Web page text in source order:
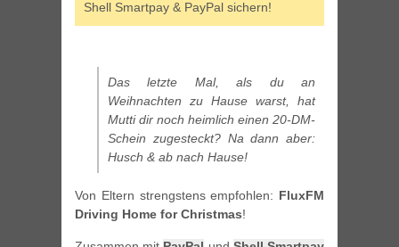
Shell Smartpay & PayPal sichern!
Das letzte Mal, als du an
Weihnachten zu Hause warst, hat
Mutti dir noch heimlich einen 20-DM-
Schein zugesteckt? Na dann aber:
Husch & ab nach Hause!
Von Eltern strengstens empfohlen: FluxFM
Driving Home for Christmas!